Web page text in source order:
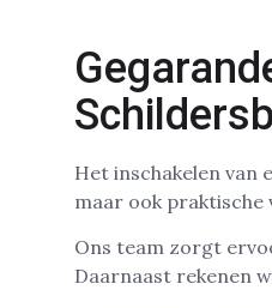
Het inschakelen van
maar ook praktische
Ons team zorgt
Daarnaast rekenen